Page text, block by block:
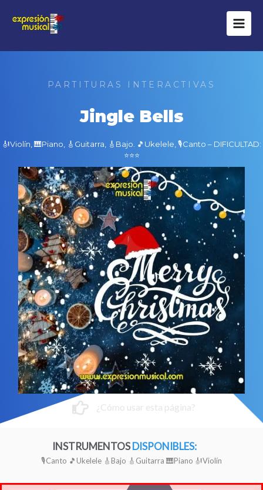
PARTITURAS INTERACTIVAS
Jingle Bells
🎻Violín, 🎹Piano, 🎸Guitarra, 🎸Bajo. 🎵Ukelele, 🎙Canto – DIFICULTAD:
⭐⭐⭐
¿Cómo usar esta página?
INSTRUMENTOS DISPONIBLES:
🎙Canto 🎵Ukelele 🎸Bajo 🎸Guitarra 🎹Piano 🎻Violín